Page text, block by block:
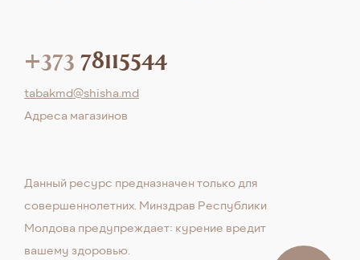
+373 78115544
tabakmd@shisha.md
Aдреса магазинов
Данный ресурс предназначен только для
совершеннолетних. Минздрав Республики
Молдова предупреждает: курение вредит
вашему здоровью.